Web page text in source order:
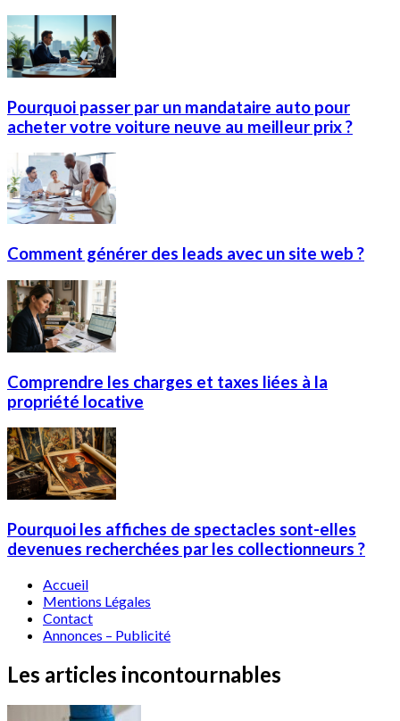
Pourquoi passer par un mandataire auto pour
acheter votre voiture neuve au meilleur prix ?
Comment générer des leads avec un site web ?
Comprendre les charges et taxes liées à la
propriété locative
Pourquoi les affiches de spectacles sont-elles
devenues recherchées par les collectionneurs ?
Accueil
Mentions Légales
Contact
Annonces – Publicité
Les articles incontournables